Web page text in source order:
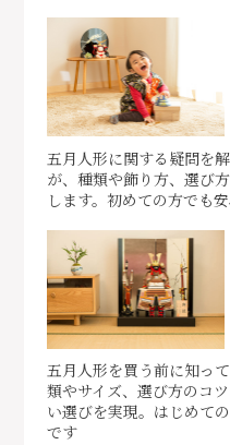
五月人形に関する疑問を
が、種類や飾り方、選び
します。初めての方でも
五月人形を買う前に知っ
類やサイズ、選び方のコ
い選びを実現。はじめて
です